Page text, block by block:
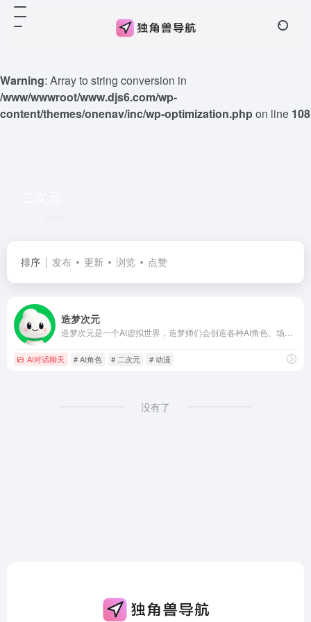
Warning: Array to string conversion in
/www/wwwroot/www.djs6.com/wp-
content/themes/onenav/inc/wp-optimization.phpon line 108
排序 发布 更新 浏览 点赞
造梦次元
AI对话聊天 # AI角色 # 二次元 # 动漫
没有了